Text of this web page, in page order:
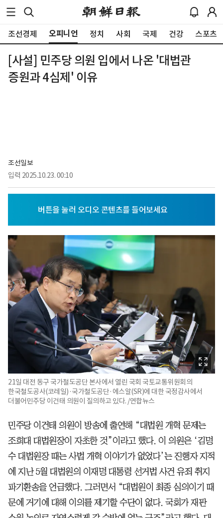
조선경제 오피니언 정치 사회 국제 건강 스포츠
[사설] 민주당 의원 입에서 나온 '대법관
증원과 4심제' 이유
조선일보
입력 2025.10.23. 00:10
21일 대전 동구 국가철도공단 본사에서 열린 국회 국토교통위원회의
한국철도공사(코레일)·국가철도공단·에스알(SR)에 대한 국정감사에서
더불어민주당 이건태 의원이 질의하고 있다. /연합뉴스
민주당 이건태 의원이 방송에 출연해 “대법원 개혁 문제는
조희대 대법원장이 자초한 것”이라고 했다. 이 의원은 ‘김명
수 대법원장 때는 사법 개혁 이야기가 없었다’는 진행자 지적
에 지난 5월 대법원의 이재명 대통령 선거법 사건 유죄 취지
파기환송을 언급했다. 그러면서 “대법원이 최종 심의이기 때
문에 거기에 대해 이의를 제기할 수단이 없다. 국회가 재판